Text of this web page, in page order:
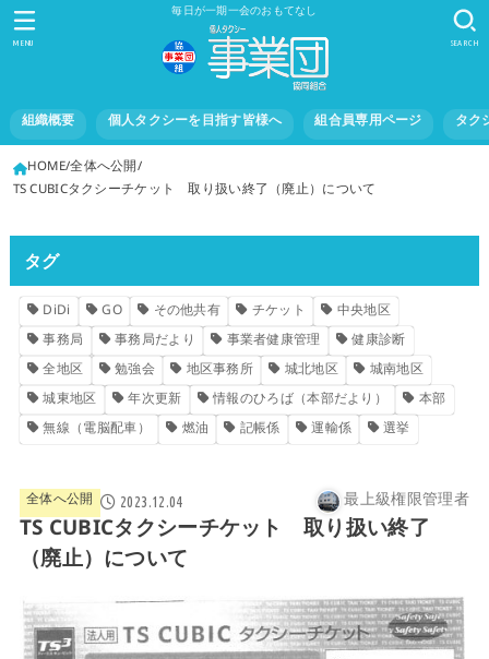
毎日が一期一会のおもてなし
組織概要 個人タクシーを目指す皆様へ 組合員専用ページ タク
SEARCH
MENU
HOME全体へ公開
TS CUBICタクシーチケット 取り扱い終了（廃止）について
タグ
DiDi GO その他共有 チケット
中央地区
事務局
事務局だより 事業者健康管理
健康診断
全地区
勉強会 地区事務所 城北地区
城南地区
城東地区
年次更新 情報のひろば（本部だより）
本部
無線（電脳配車）
燃油 記帳係 運輸係 選挙
全体へ公開 2023.12.04 最上級権限管理者
TS CUBICタクシーチケット 取り扱い終了
（廃止）について